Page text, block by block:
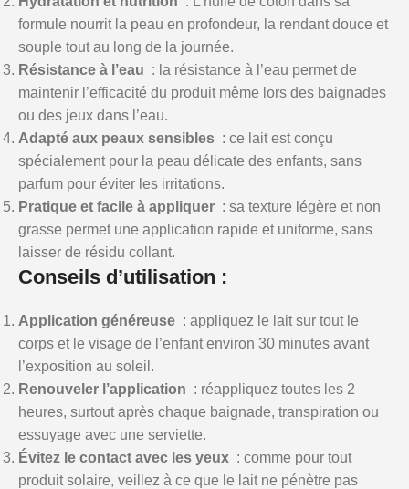
formule nourrit la peau en profondeur, la rendant douce et
souple tout au long de la journée.
Résistance à l’eau : la résistance à l’eau permet de
maintenir l’efficacité du produit même lors des baignades
ou des jeux dans l’eau.
Adapté aux peaux sensibles : ce lait est conçu
spécialement pour la peau délicate des enfants, sans
parfum pour éviter les irritations.
Pratique et facile à appliquer : sa texture légère et non
grasse permet une application rapide et uniforme, sans
laisser de résidu collant.
Conseils d’utilisation :
Application généreuse : appliquez le lait sur tout le
corps et le visage de l’enfant environ 30 minutes avant
l’exposition au soleil.
Renouveler l’application : réappliquez toutes les 2
heures, surtout après chaque baignade, transpiration ou
essuyage avec une serviette.
Évitez le contact avec les yeux : comme pour tout
produit solaire, veillez à ce que le lait ne pénètre pas